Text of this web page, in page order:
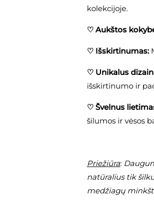
kolekcijoje.
♡ Aukštos
♡ Išskirtinumas:
♡ Unikalus
išskirtinumo ir
♡ Švelnus
šilumos ir vėsos
Priežiūra:
natūralius tik
medžiagų